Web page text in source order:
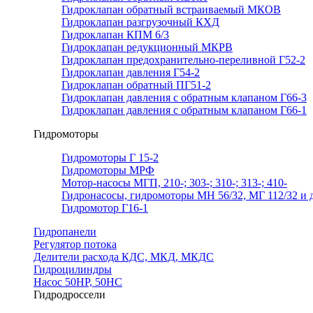
Гидроклапан обратный встраиваемый МКОВ
Гидроклапан разгрузочный КХД
Гидроклапан КПМ 6/3
Гидроклапан редукционный МКРВ
Гидроклапан предохранительно-переливной Г52-2
Гидроклапан давления Г54-2
Гидроклапан обратный ПГ51-2
Гидроклапан давления с обратным клапаном Г66-3
Гидроклапан давления с обратным клапаном Г66-1
Гидромоторы
Гидромоторы Г 15-2
Гидромоторы МРФ
Мотор-насосы МГП, 210-; 303-; 310-; 313-; 410-
Гидронасосы, гидромоторы МН 56/32, МГ 112/32 и
Гидромотор Г16-1
Гидропанели
Регулятор потока
Делители расхода КДС, МКД, МКДС
Гидроцилиндры
Насос 50НР, 50НС
Гидродроссели